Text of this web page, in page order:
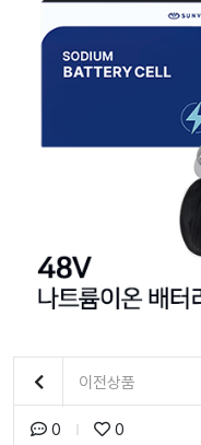
이전상품
0 0